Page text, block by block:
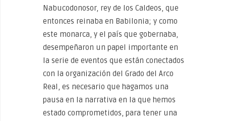
Nabucodonosor, rey de los Caldeos, que
entonces reinaba en Babilonia; y como
este monarca, y el país que gobernaba,
desempeñaron un papel importante en
la serie de eventos que están conectados
con la organización del Grado del Arco
Real, es necesario que hagamos una
pausa en la narrativa en la que hemos
estado comprometidos, para tener una